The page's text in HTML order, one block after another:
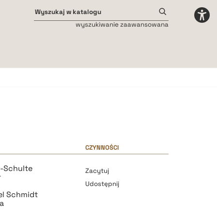
wyszukiwanie zaawansowana
CZYNNOŚCI
Schulte
Schmidt
Zacytuj
Udostępnij